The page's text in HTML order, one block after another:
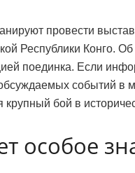
провести
Республики Конго.
поединка. Если
событий в
бой в
особое